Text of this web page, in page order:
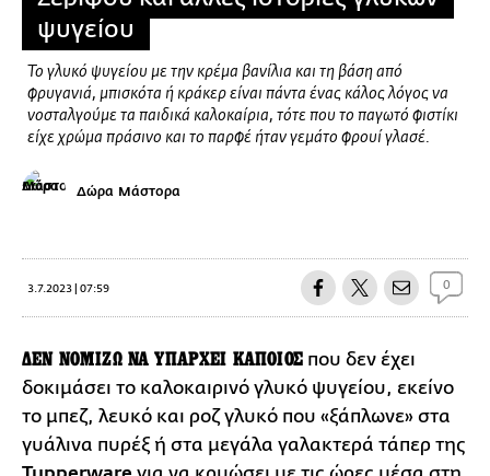
ψυγείου
Το γλυκό ψυγείου με την κρέμα βανίλια και τη βάση από
φρυγανιά, μπισκότα ή κράκερ είναι πάντα ένας κάλος λόγος να
νοσταλγούμε τα παιδικά καλοκαίρια, τότε που το παγωτό φιστίκι
είχε χρώμα πράσινο και το παρφέ ήταν γεμάτο φρουί γλασέ.
Δώρα Μάστορα
3.7.2023 | 07:59 0
ΔΕN ΝΟΜΙΖΩ ΝΑ ΥΠΑΡΧΕΙ ΚΑΠΟΙΟΣπου δεν έχει
δοκιμάσει το καλοκαιρινό γλυκό ψυγείου, εκείνο
το μπεζ, λευκό και ροζ γλυκό που «ξάπλωνε» στα
γυάλινα πυρέξ ή στα μεγάλα γαλακτερά τάπερ της